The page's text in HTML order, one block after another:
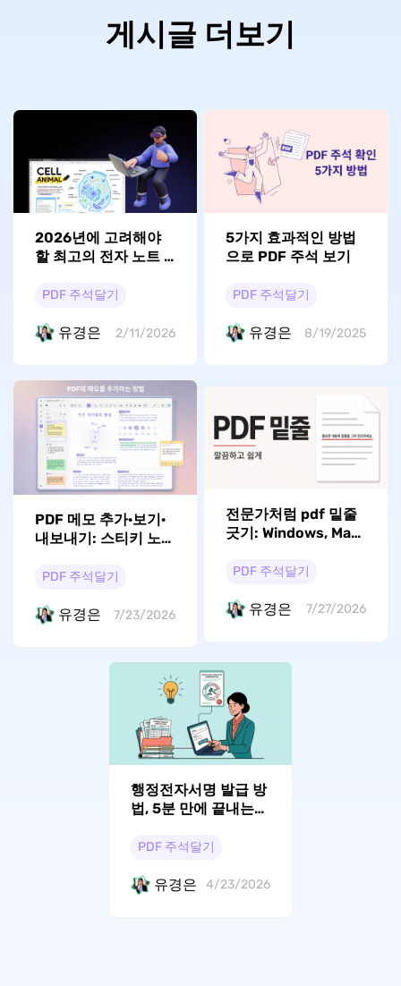
게시글 더보기
2026년에 고려해야
할 최고의 전자 노트 6
PDF 주석달기
유경은 2/11/2026
5가지 효과적인 방법
으로 PDF 주석 보기
PDF 주석달기
유경은 8/19/2025
PDF 메모 추가·보기·
내보내기: 스티키 노
PDF 주석달기
유경은 7/23/2026
전문가처럼 pdf 밑줄
긋기: Windows, Mac,
이드
PDF 주석달기
유경은 7/27/2026
행정전자서명 발급 방
법, 5분 만에 끝내는
PDF 주석달기
유경은 4/23/2026